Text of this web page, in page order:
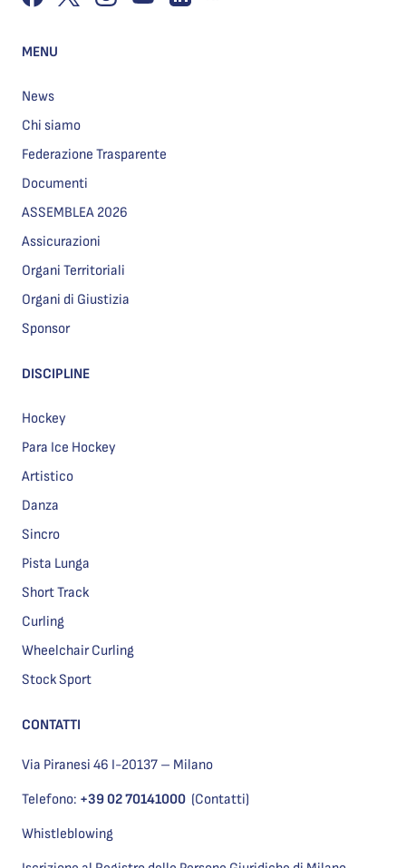
MENU
News
Chi siamo
Federazione Trasparente
Documenti
ASSEMBLEA 2026
Assicurazioni
Organi Territoriali
Organi di Giustizia
Sponsor
DISCIPLINE
Hockey
Para Ice Hockey
Artistico
Danza
Sincro
Pista Lunga
Short Track
Curling
Wheelchair Curling
Stock Sport
CONTATTI
Via Piranesi 46 I-20137 – Milano
Telefono: +39 02 70141000 (Contatti)
Whistleblowing